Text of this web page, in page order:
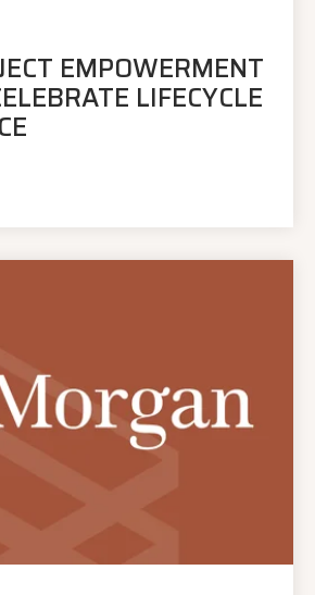
EMPOWERMENT
LIFECYCLE